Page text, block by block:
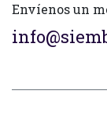
Envíenos un